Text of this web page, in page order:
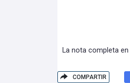
La nota completa en
COMPARTIR